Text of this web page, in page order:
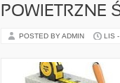
POWIETRZNE
POSTED BY ADMIN LIS